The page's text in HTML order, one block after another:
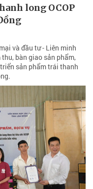
long OCOP
và đầu tư - Liên minh
bàn giao sản phẩm,
sản phẩm trái thanh